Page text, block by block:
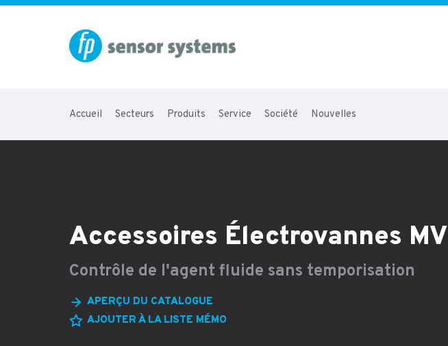
Accueil Secteurs Produits Service Société Nouvelles
Accessoires Électrovannes MV
Contrôle de l'agent fluide sans temporisation
APERÇU DU CATALOGUE
AJOUTER À LA LISTE MÉMO